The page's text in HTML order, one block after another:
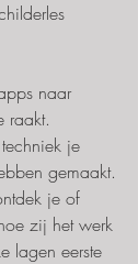
naar
raakt.
je
gemaakt.
je of
zij het werk
lagen eerste